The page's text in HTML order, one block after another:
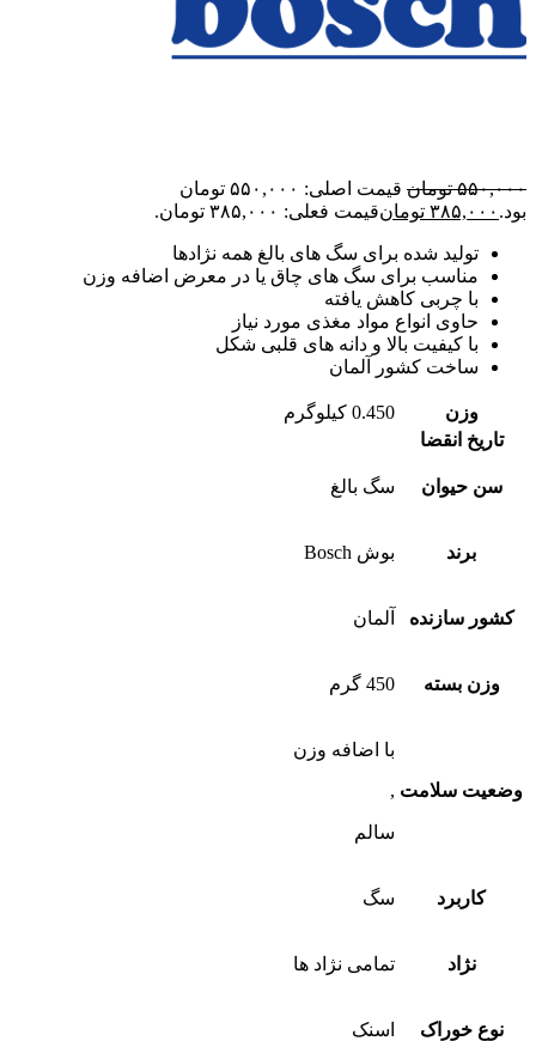
۵۵۰,۰۰۰ تومان
قیمت اصلی: ۵۵۰,۰۰۰ تومان
بود. ۳۸۵,۰۰۰ تومانقیمت فعلی: ۳۸۵,۰۰۰ تومان.
تولید شده برای سگ های بالغ همه نژادها
مناسب برای سگ های چاق یا در معرض اضافه وزن
با چربی کاهش یافته
حاوی انواع مواد مغذی مورد نیاز
با کیفیت بالا و دانه های قلبی شکل
ساخت کشور آلمان
وزن
0.450 کیلوگرم
تاریخ انقضا
سن حیوان سگ بالغ
برند بوش Bosch
کشور سازنده آلمان
وزن بسته 450 گرم
وضعیت سلامت
با اضافه وزن
,
سالم
کاربرد سگ
نژاد تمامی نژاد ها
نوع خوراک اسنک